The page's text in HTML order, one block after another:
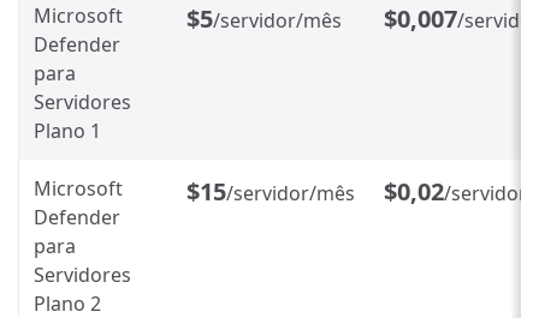
Microsoft
Defender
para
Servidores
Plano 1
$5/servidor/mês $0,007/
Microsoft
Defender
para
Servidores
Plano 2
$15/servidor/mês $0,02/servidor/